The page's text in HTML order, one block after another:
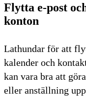
Flytta e-post
konton
Lathundar för att
kalender och
kan vara bra att
eller anställning